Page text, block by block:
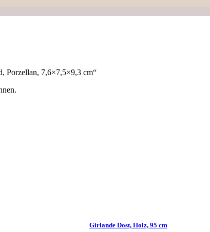
Porzellan, 7,6×7,5×9,3 cm“
Girlande Dost, Holz, 95 cm